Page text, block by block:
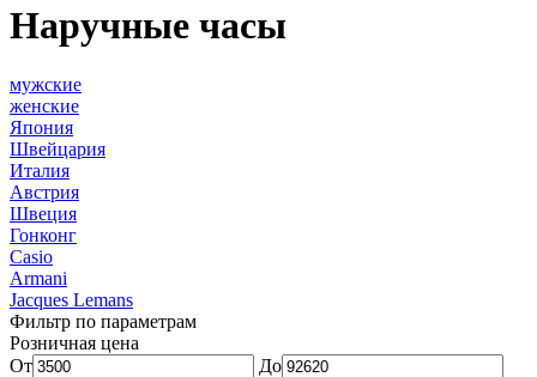
Наручные часы
мужские
женские
Япония
Швейцария
Италия
Австрия
Швеция
Гонконг
Casio
Armani
Jacques Lemans
Фильтр по параметрам
Розничная цена
От
До